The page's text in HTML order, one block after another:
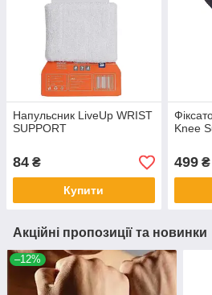
Напульсник LiveUp WRIST
SUPPORT
84 ₴
Купити
Knee
499₴
Акційні пропозиції та новинки
–12%